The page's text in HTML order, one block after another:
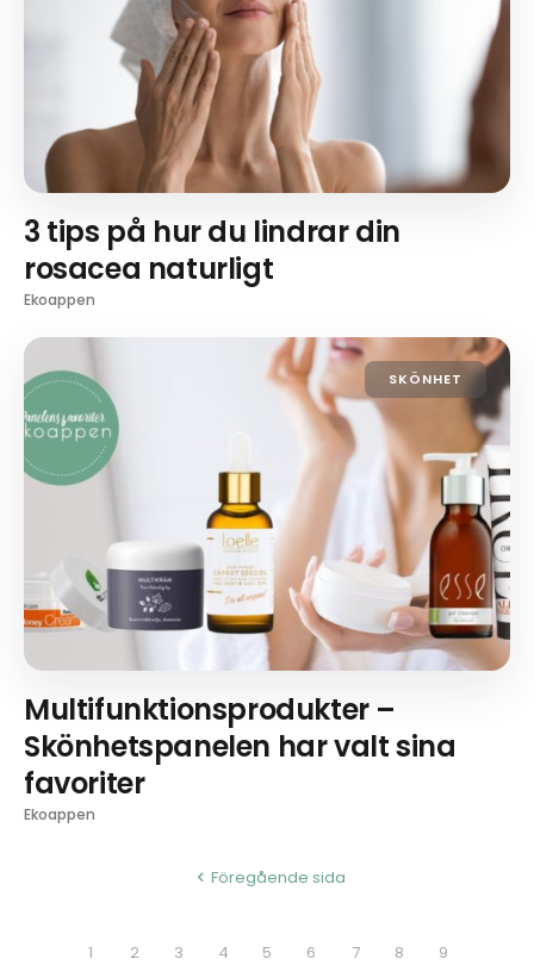
3 tips på hur du lindrar din
rosacea naturligt
Ekoappen
SKÖNHET
Multifunktionsprodukter –
Skönhetspanelen har valt sina
favoriter
Ekoappen
Föregående sida
1 2 3 4 5 6 7 8
9